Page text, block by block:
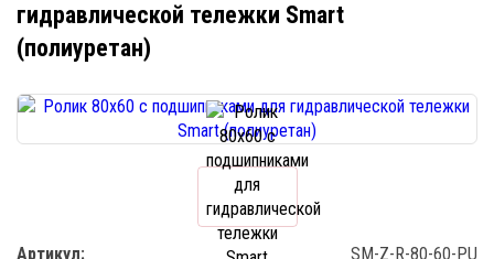
гидравлической тележки Smart
(полиуретан)
Артикул:
SM-Z-R-80-60-PU